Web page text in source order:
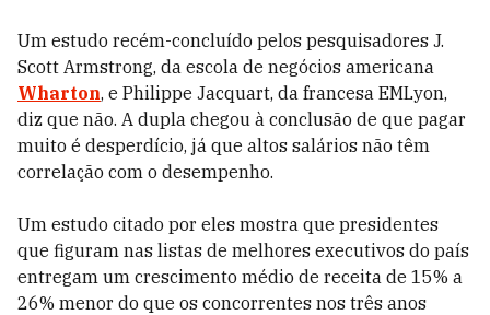
Um estudo recém-concluído pelos pesquisadores J.
Scott Armstrong, da escola de negócios americana
Wharton, e Philippe Jacquart, da francesa EMLyon,
diz que não. A dupla chegou à conclusão de que pagar
muito é desperdício, já que altos salários não têm
correlação com o desempenho.
Um estudo citado por eles mostra que presidentes
que figuram nas listas de melhores executivos do país
entregam um crescimento médio de receita de 15% a
26% menor do que os concorrentes nos três anos